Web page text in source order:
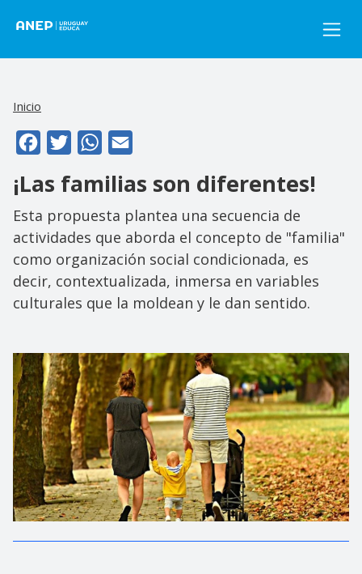
Inicio
FacebookTwitterWhatsApp
¡Las familias son diferentes!
Esta propuesta plantea una secuencia de
actividades que aborda el concepto de "familia"
como organización social condicionada, es
decir, contextualizada, inmersa en variables
culturales que la moldean y le dan sentido.